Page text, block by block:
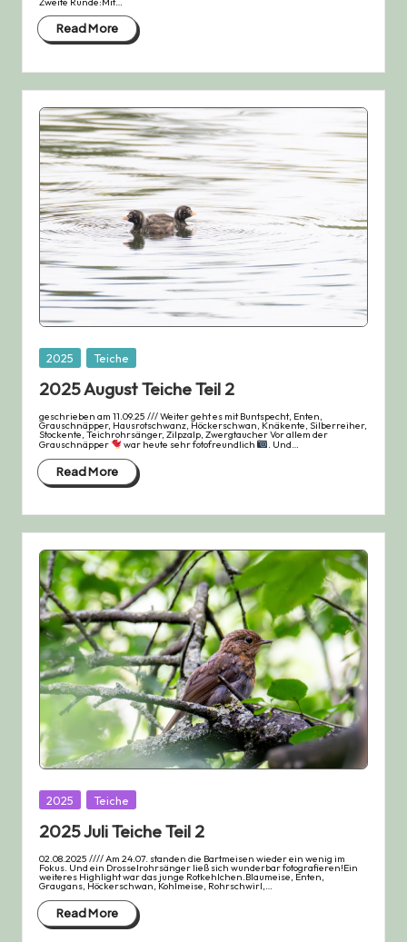
Read More
Posted
in2025 Teiche
2025 August Teiche Teil 2
geschrieben am 11.09.25 /// Weiter geht es mit Buntspecht, Enten,
Grauschnäpper, Hausrotschwanz, Höckerschwan, Knäkente, Silberreiher,
Stockente, Teichrohrsänger, Zilpzalp, Zwergtaucher Vor allem der
Grauschnäpper war heute sehr fotofreundlich . Und…
Read More
Posted
in2025 Teiche
2025 Juli Teiche Teil 2
02.08.2025 //// Am 24.07. standen die Bartmeisen wieder ein wenig im
Fokus. Und ein Drosselrohrsänger ließ sich wunderbar fotografieren!Ein
weiteres Highlight war das junge Rotkehlchen.Blaumeise, Enten,
Graugans, Höckerschwan, Kohlmeise, Rohrschwirl,…
Read More